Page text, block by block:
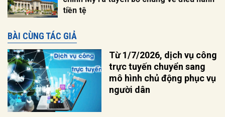
tiền tệ
BÀI CÙNG TÁC GIẢ
Từ 1/7/2026, dịch vụ công
trực tuyến chuyển sang
mô hình chủ động phục vụ
người dân